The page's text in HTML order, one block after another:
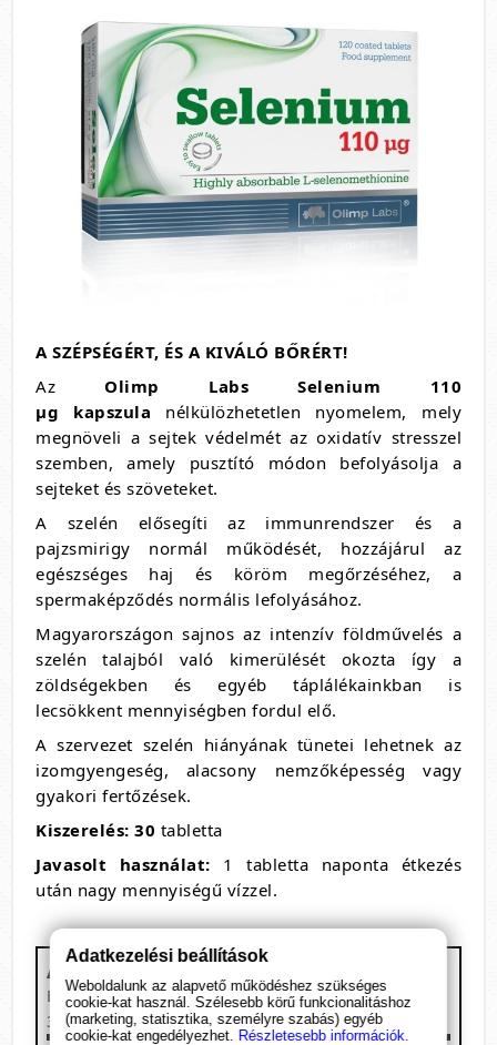
A SZÉPSÉGÉRT, ÉS A KIVÁLÓ BŐRÉRT!
Az Olimp Labs Selenium 110
µg
kapszula nélkülözhetetlen nyomelem, mely
megnöveli a sejtek védelmét az oxidatív stresszel
szemben, amely pusztító módon befolyásolja a
sejteket és szöveteket.
A szelén elősegíti az immunrendszer és a
pajzsmirigy normál működését, hozzájárul az
egészséges haj és köröm megőrzéséhez, a
spermaképződés normális lefolyásához.
Magyarországon sajnos az intenzív földművelés a
szelén talajból való kimerülését okozta így a
zöldségekben és egyéb táplálékainkban is
lecsökkent mennyiségben fordul elő.
A szervezet szelén hiányának tünetei lehetnek az
izomgyengeség, alacsony nemzőképesség vagy
gyakori fertőzések.
Kiszerelés: 30 tabletta
Javasolt használat: 1 tabletta naponta étkezés
után nagy mennyiségű vízzel.
Az Olimp Selen összetevői
Egy adag: 1 tabletta
30 adagot tartalmaz (30 tabletta)
Adatkezelési beállítások
Weboldalunk az alapvető működéshez szükséges
cookie-kat használ. Szélesebb körű funkcionalitáshoz
(marketing, statisztika, személyre szabás) egyéb
cookie-kat engedélyezhet. Részletesebb információk.